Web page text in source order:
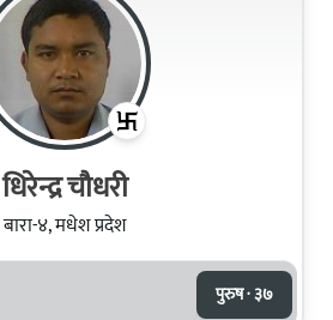
धिरेन्द्र चौधरी
बारा-४, मधेश प्रदेश
पुरुष · ३७